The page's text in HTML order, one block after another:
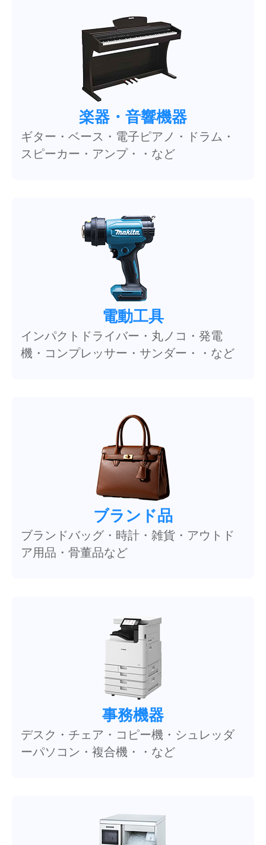
楽器・音響機器
ギター・ベース・電子ピアノ・ドラム・
スピーカー・アンプ・・など
電動工具
インパクトドライバー・丸ノコ・発電
機・コンプレッサー・サンダー・・など
ブランド品
ブランドバッグ・時計・雑貨・アウトド
ア用品・骨董品など
事務機器
デスク・チェア・コピー機・シュレッダ
ーパソコン・複合機・・など